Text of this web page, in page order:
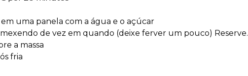
uma panela com a água e o açúcar
de vez em quando (deixe ferver um pouco) Reserve.
a massa
fria